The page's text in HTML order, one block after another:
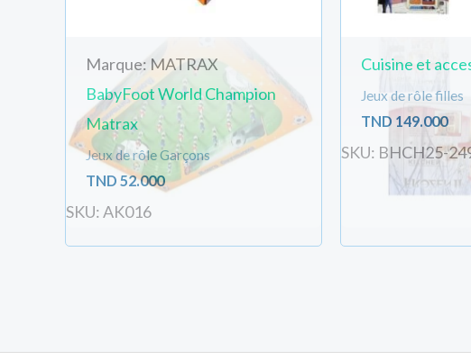
Marque: MATRAX
BabyFoot World Champion
Matrax
Jeux de rôle Garçons
TND 52.000
SKU: AK016
Cuisine et
Jeux de rôle filles
TND 149.000
SKU: BHCH25-